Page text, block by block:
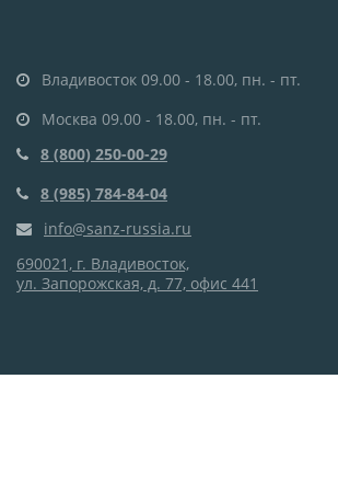
Владивосток 09.00 - 18.00, пн. - пт.
Москва 09.00 - 18.00, пн. - пт.
8 (800) 250-00-29
8 (985) 784-84-04
info@sanz-russia.ru
690021, г. Владивосток,
ул. Запорожская, д. 77, офис 441